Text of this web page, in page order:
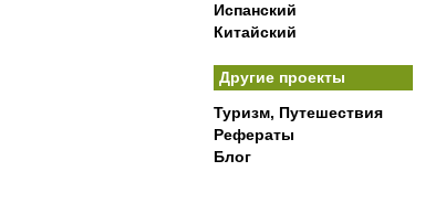
Испанский
Китайский
Другие проекты
Туризм, Путешествия
Рефераты
Блог